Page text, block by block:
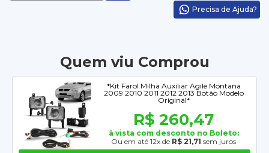
Precisa de Ajuda?
Quem viu Comprou
*Kit Farol Milha Auxiliar Agile Montana
2009 2010 2011 2012 2013 Botão Modelo
Original*
R$ 260,47
à vista com desconto no Boleto:
Ou em até 12x de R$ 21,71 sem juros